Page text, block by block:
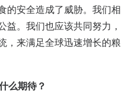
的安全造成了威胁。我们相
益。我们也应该共同努力，
，来满足全球迅速增长的粮
么期待？